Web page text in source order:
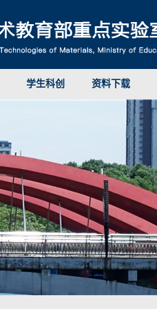
学生科创 资料下载